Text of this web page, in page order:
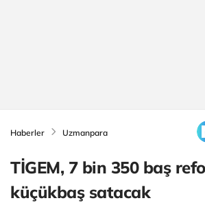
Haberler Uzmanpara
TİGEM, 7 bin 350 baş
küçükbaş satacak